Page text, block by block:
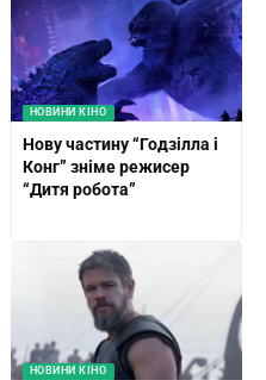
НОВИНИ КІНО
Нову частину “Годзілла і
Конг” зніме режисер
“Дитя робота”
НОВИНИ КІНО